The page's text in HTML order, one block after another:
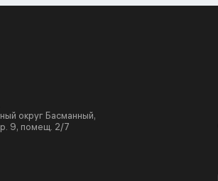
округ Басманный,
9, помещ. 2/7